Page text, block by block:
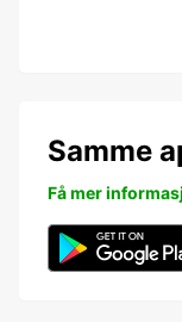
Samme
Få mer